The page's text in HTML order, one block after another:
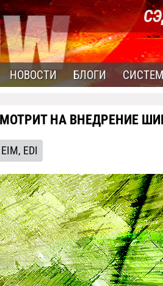
НОВОСТИ БЛОГИ
НА ВНЕДРЕНИЕ
EDI